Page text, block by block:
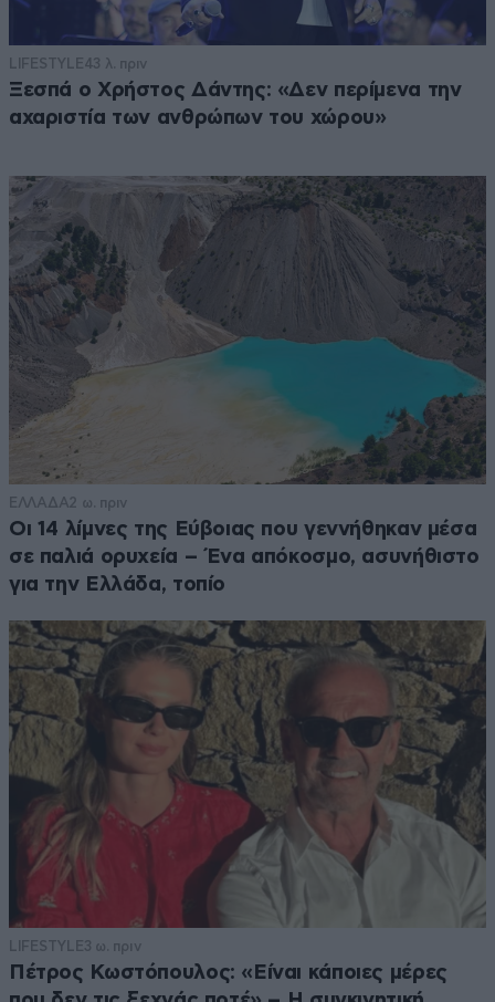
LIFESTYLE43 λ. πριν
Ξεσπά ο Χρήστος Δάντης: «Δεν περίμενα την
αχαριστία των ανθρώπων του χώρου»
ΕΛΛΑΔΑ2 ω. πριν
Οι 14 λίμνες της Εύβοιας που γεννήθηκαν μέσα
σε παλιά ορυχεία – Ένα απόκοσμο, ασυνήθιστο
για την Ελλάδα, τοπίο
LIFESTYLE3 ω. πριν
Πέτρος Κωστόπουλος: «Είναι κάποιες μέρες